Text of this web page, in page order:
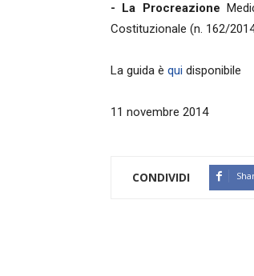
- La Procreazione
Costituzionale (n. 162/
La guida è qui disponibile
11 novembre 2014
CONDIVIDI